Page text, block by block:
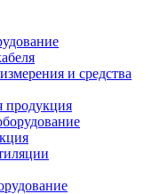
и средства
продукция